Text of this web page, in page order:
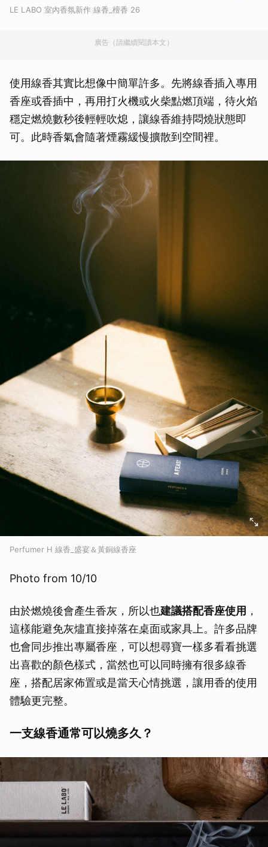
LE LABO 室內香氛新作 線香_檀香 26
廣告（請繼續閱讀本文）
使用線香其實比想像中簡單許多。先將線香插入專用
香座或香插中，再用打火機或火柴點燃頂端，待火焰
穩定燃燒數秒後輕輕吹熄，讓線香維持悶燒狀態即
可。此時香氣會隨著煙霧緩慢擴散到空間裡。
Perfumer H 線香_盛宴＆黃銅線香座
Photo from 10/10
由於燃燒後會產生香灰，所以也建議搭配香座使用 ，
這樣能避免灰燼直接掉落在桌面或家具上。許多品牌
也會同步推出專屬香座，可以想尋寶一樣多看看挑選
出喜歡的顏色樣式，當然也可以同時擁有很多線香
座，搭配居家佈置或是當天心情挑選，讓用香的使用
體驗更完整。
一支線香通常可以燒多久？